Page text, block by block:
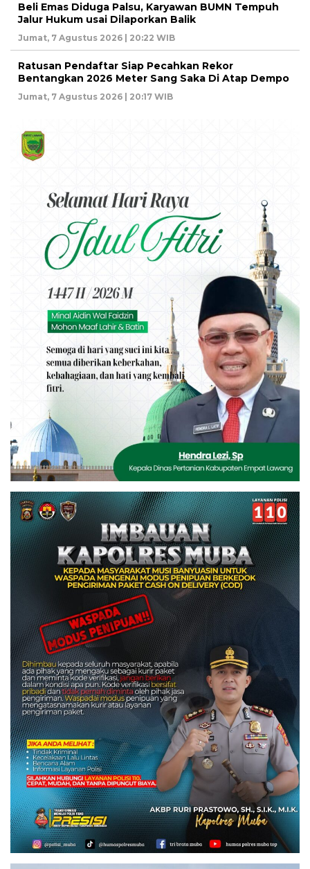
Beli Emas Diduga Palsu, Karyawan BUMN Tempuh
Jalur Hukum usai Dilaporkan Balik
Jumat, 7 Agustus 2026 | 20:22 WIB
Ratusan Pendaftar Siap Pecahkan Rekor
Bentangkan 2026 Meter Sang Saka Di Atap Dempo
Jumat, 7 Agustus 2026 | 20:17 WIB